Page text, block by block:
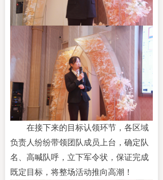
在接下来的目标认领环节，各区域
负责人纷纷带领团队成员上台，确定队
名、高喊队呼，立下军令状，保证完成
既定目标，将整场活动推向高潮！